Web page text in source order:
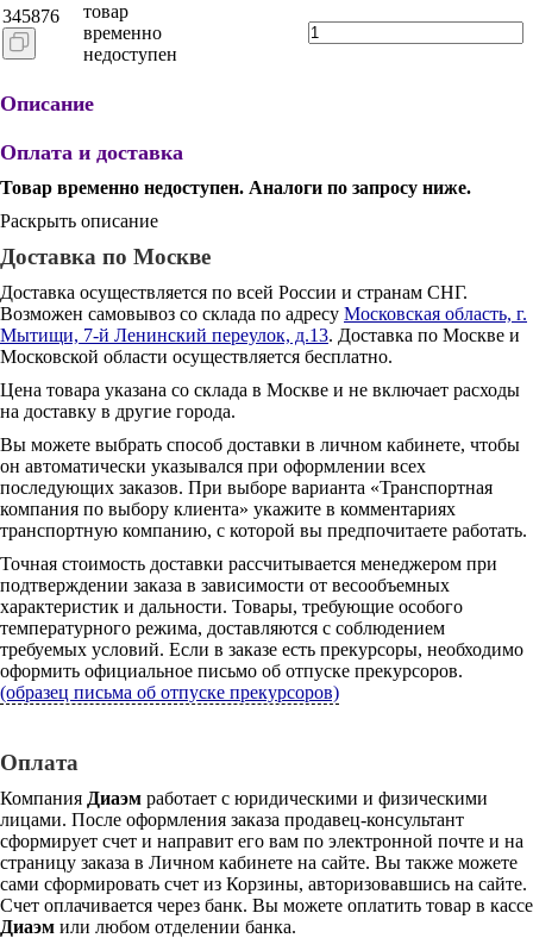
345876
товар
временно
недоступен
Описание
Оплата и доставка
Товар временно недоступен. Аналоги по запросу ниже.
Раскрыть описание
Доставка по Москве
Доставка осуществляется по всей России и странам СНГ.
Возможен самовывоз со склада по адресу Московская область, г.
Мытищи, 7-й Ленинский переулок, д.13. Доставка по Москве и
Московской области осуществляется бесплатно.
Цена товара указана со склада в Москве и не включает расходы
на доставку в другие города.
Вы можете выбрать способ доставки в личном кабинете, чтобы
он автоматически указывался при оформлении всех
последующих заказов. При выборе варианта «Транспортная
компания по выбору клиента» укажите в комментариях
транспортную компанию, с которой вы предпочитаете работать.
Точная стоимость доставки рассчитывается менеджером при
подтверждении заказа в зависимости от весообъемных
характеристик и дальности. Товары, требующие особого
температурного режима, доставляются с соблюдением
требуемых условий. Если в заказе есть прекурсоры, необходимо
оформить официальное письмо об отпуске прекурсоров.
(образец письма об отпуске прекурсоров)
Оплата
Компания Диаэм работает с юридическими и физическими
лицами. После оформления заказа продавец-консультант
сформирует счет и направит его вам по электронной почте и на
страницу заказа в Личном кабинете на сайте. Вы также можете
сами сформировать счет из Корзины, авторизовавшись на сайте.
Счет оплачивается через банк. Вы можете оплатить товар в кассе
Диаэм или любом отделении банка.